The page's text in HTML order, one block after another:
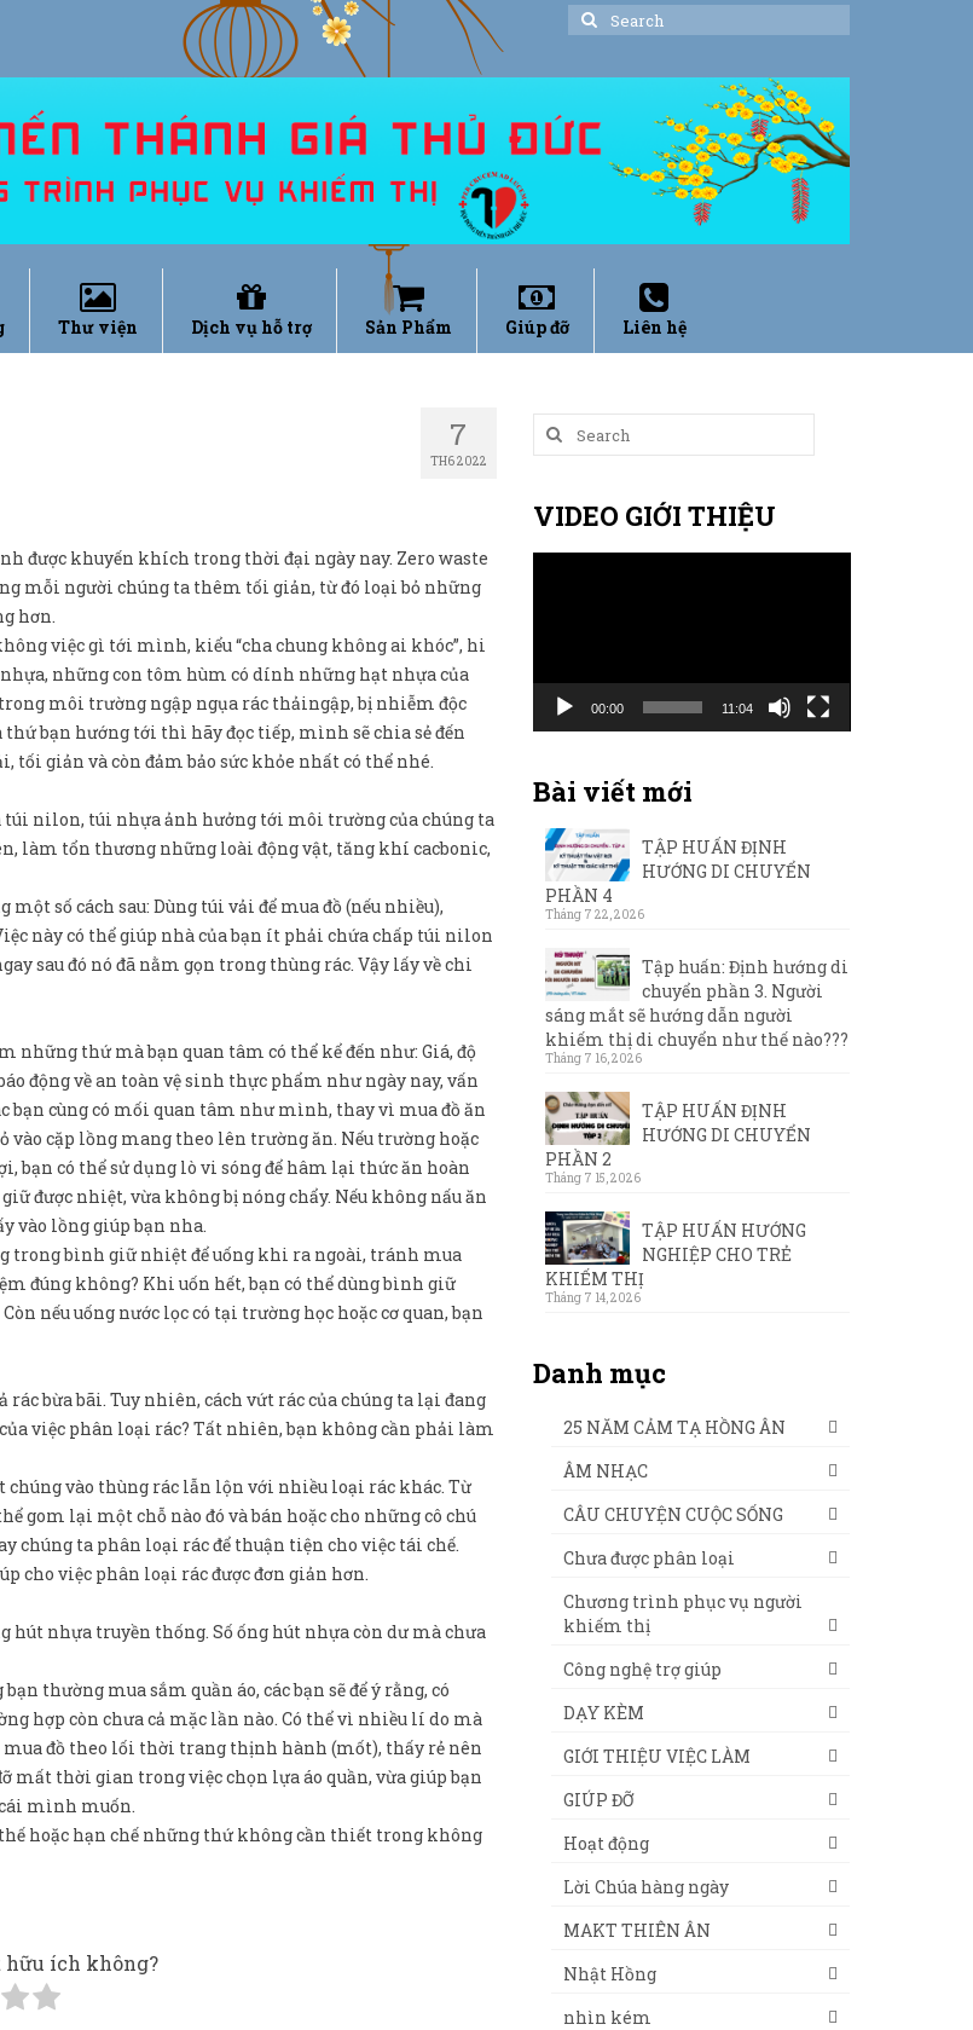
Search
Thư viện Dịch vụ hỗ trợ Sản Phẩm Giúp đỡ Liên hệ
7
TH6 2022
được khuyến khích trong thời đại ngày nay. Zero waste
mỗi người chúng ta thêm tối giản, từ đó loại bỏ những
hơn.
việc gì tới mình, kiểu “cha chung không ai khóc”, hi
những con tôm hùm có dính những hạt nhựa của
môi trường ngập ngụa rác thảingập, bị nhiễm độc
bạn hướng tới thì hãy đọc tiếp, mình sẽ chia sẻ đến
giản và còn đảm bảo sức khỏe nhất có thể nhé.
nilon, túi nhựa ảnh hưởng tới môi trường của chúng ta
làm tổn thương những loài động vật, tăng khí cacbonic,
số cách sau: Dùng túi vải để mua đồ (nếu nhiều),
này có thể giúp nhà của bạn ít phải chứa chấp túi nilon
sau đó nó đã nằm gọn trong thùng rác. Vậy lấy về chi
những thứ mà bạn quan tâm có thể kể đến như: Giá, độ
động về an toàn vệ sinh thực phẩm như ngày nay, vấn
bạn cùng có mối quan tâm như mình, thay vì mua đồ ăn
vào cặp lồng mang theo lên trường ăn. Nếu trường hoặc
bạn có thể sử dụng lò vi sóng để hâm lại thức ăn hoàn
được nhiệt, vừa không bị nóng chẩy. Nếu không nấu ăn
vào lồng giúp bạn nha.
trong bình giữ nhiệt để uống khi ra ngoài, tránh mua
đúng không? Khi uốn hết, bạn có thể dùng bình giữ
nếu uống nước lọc có tại trường học hoặc cơ quan, bạn
bừa bãi. Tuy nhiên, cách vứt rác của chúng ta lại đang
việc phân loại rác? Tất nhiên, bạn không cần phải làm
chúng vào thùng rác lẫn lộn với nhiều loại rác khác. Từ
gom lại một chỗ nào đó và bán hoặc cho những cô chú
chúng ta phân loại rác để thuận tiện cho việc tái chế.
cho việc phân loại rác được đơn giản hơn.
hút nhựa truyền thống. Số ống hút nhựa còn dư mà chưa
thường mua sắm quần áo, các bạn sẽ để ý rằng, có
hợp còn chưa cả mặc lần nào. Có thể vì nhiều lí do mà
đồ theo lối thời trang thịnh hành (mốt), thấy rẻ nên
mất thời gian trong việc chọn lựa áo quần, vừa giúp bạn
mình muốn.
hoặc hạn chế những thứ không cần thiết trong không
hữu ích không?
Search
for:
VIDEO GIỚI THIỆU
00:00 11:04
Bài viết mới
TẬP HUẤN ĐỊNH
HƯỚNG DI CHUYỂN
PHẦN 4
Tháng 7 22, 2026
Tập huấn: Định hướng di
chuyển phần 3. Người
sáng mắt sẽ hướng dẫn người
khiếm thị di chuyển như thế nào???
Tháng 7 16, 2026
TẬP HUẤN ĐỊNH
HƯỚNG DI CHUYỂN
PHẦN 2
Tháng 7 15, 2026
TẬP HUẤN HƯỚNG
NGHIỆP CHO TRẺ
KHIẾM THỊ
Tháng 7 14, 2026
Danh mục
25 NĂM CẢM TẠ HỒNG ÂN
ÂM NHẠC
CÂU CHUYỆN CUỘC SỐNG
Chưa được phân loại
Chương trình phục vụ người
khiếm thị
Công nghệ trợ giúp
DẠY KÈM
GIỚI THIỆU VIỆC LÀM
GIÚP ĐỠ
Hoạt động
Lời Chúa hàng ngày
MAKT THIÊN ÂN
Nhật Hồng
nhìn kém